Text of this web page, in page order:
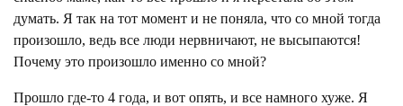
думать. Я так на тот момент и не поняла, что со мной тогда
произошло, ведь все люди нервничают, не высыпаются!
Почему это произошло именно со мной?
Прошло где-то 4 года, и вот опять, и все намного хуже. Я